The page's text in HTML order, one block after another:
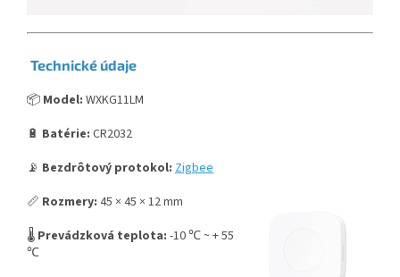
Technické údaje
📦 Model: WXKG11LM
🔋 Batérie: CR2032
📡 Bezdrôtový protokol: Zigbee
📏 Rozmery: 45 × 45 × 12 mm
🌡️ Prevádzková teplota: -10 ℃ ~ + 55
℃